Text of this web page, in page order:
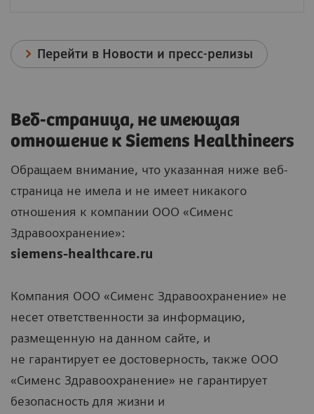
Перейти в Новости и пресс-релизы
Веб-страница, не имеющая
отношение к Siemens Healthineers
Обращаем внимание, что указанная ниже веб-
страница не имела и не имеет никакого
отношения к компании ООО «Сименс
Здравоохранение»:
siemens-healthcare.ru
Компания ООО «Сименс Здравоохранение» не
несет ответственности за информацию,
размещенную на данном сайте, и
не гарантирует ее достоверность, также ООО
«Сименс Здравоохранение» не гарантирует
безопасность для жизни и